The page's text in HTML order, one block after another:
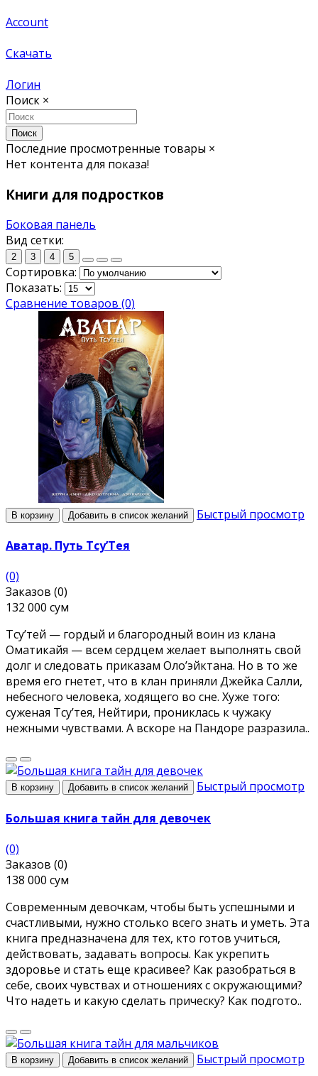
Account
Скачать
Логин
Поиск ×
Поиск
Последние просмотренные товары ×
Нет контента для показа!
Книги для подростков
Боковая панель
Вид сетки:
2 3 4 5
Сортировка:
Показать:
Сравнение товаров (0)
В корзину Добавить в список желаний Быстрый просмотр
Аватар. Путь Тсу’Тея
(0)
Заказов (0)
132 000 сум
Тсу’тей — гордый и благородный воин из клана
Оматикайя — всем сердцем желает выполнять свой
долг и следовать приказам Оло’эйктана. Но в то же
время его гнетет, что в клан приняли Джейка Салли,
небесного человека, ходящего во сне. Хуже того:
суженая Тсу’тея, Нейтири, прониклась к чужаку
нежными чувствами. А вскоре на Пандоре разразила..
В корзину Добавить в список желаний Быстрый просмотр
Большая книга тайн для девочек
(0)
Заказов (0)
138 000 сум
Современным девочкам, чтобы быть успешными и
счастливыми, нужно столько всего знать и уметь. Эта
книга предназначена для тех, кто готов учиться,
действовать, задавать вопросы. Как укрепить
здоровье и стать еще красивее? Как разобраться в
себе, своих чувствах и отношениях с окружающими?
Что надеть и какую сделать прическу? Как подгото..
В корзину Добавить в список желаний Быстрый просмотр